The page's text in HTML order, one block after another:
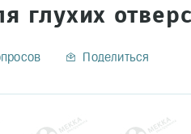
глухих
Поделиться